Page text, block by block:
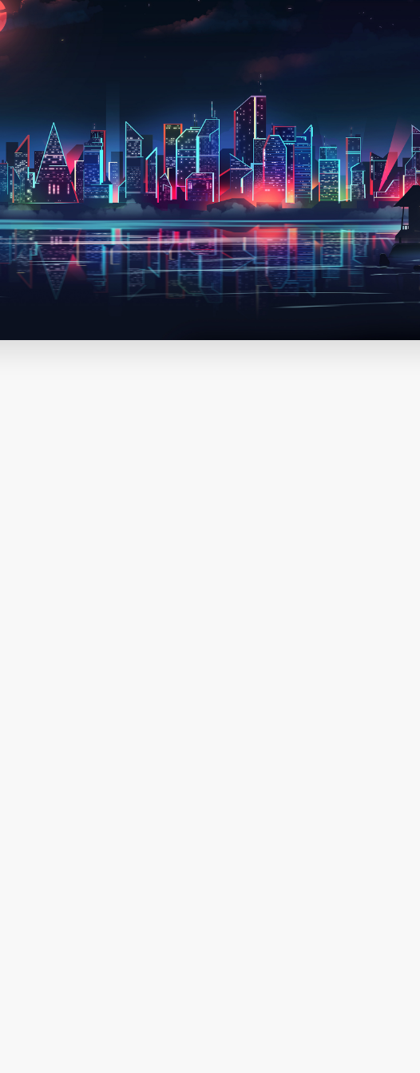
用
率限制。
(逗号分隔)
签:4K壁纸 Bizhi Gallery 拾光壁纸 HDQwalls 4K Hd 通用
正在生成支付二维码...
99.00